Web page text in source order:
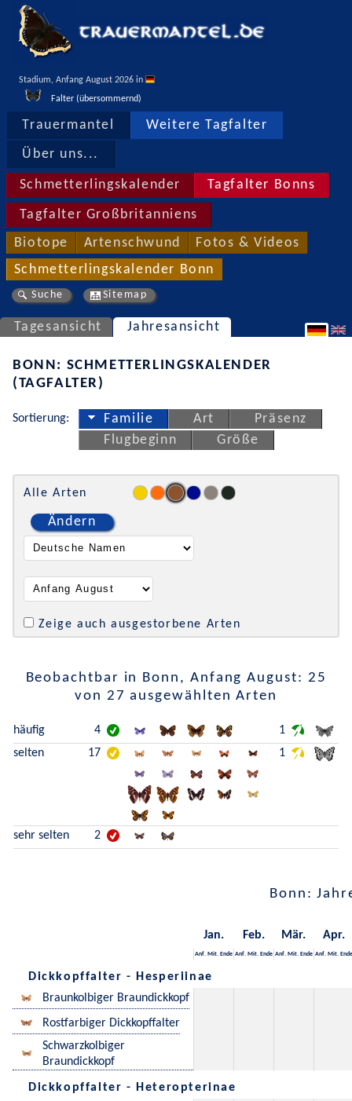
Stadium, Anfang August 2026 in
Falter (übersommernd)
Trauermantel Weitere Tagfalter
Über uns...
Schmetterlingskalender Tagfalter Bonns
Tagfalter Großbritanniens
Biotope Artenschwund Fotos & Videos
Schmetterlingskalender Bonn
Suche Sitemap
Tagesansicht Jahresansicht
BONN: SCHMETTERLINGSKALENDER
(TAGFALTER)
Sortierung: Familie Art
Präsenz
Flugbeginn
Größe
Alle Arten
Ändern
Zeige auch ausgestorbene Arten
Beobachtbar in Bonn, Anfang August: 25
von 27 ausgewählten Arten
häufig 4
1
selten
17 1
sehr selten 2
Bonn:
Jan. Feb. Mär. Apr.
Anf. Mit. Ende Anf. Mit. Ende Anf. Mit. Ende Anf. Mit. Ende
Dickkopffalter - Hesperiinae
Braunkolbiger Braundickkopf
Rostfarbiger Dickkopffalter
Schwarzkolbiger
Braundickkopf
Dickkopffalter - Heteropterinae